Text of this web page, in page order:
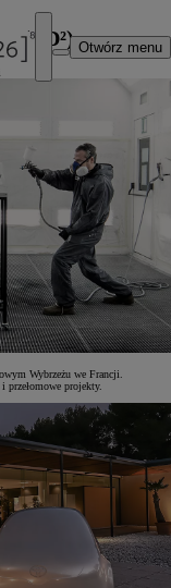
Otwórz menu
(ED²)
Wybrzeżu we Francji.
przełomowe projekty.